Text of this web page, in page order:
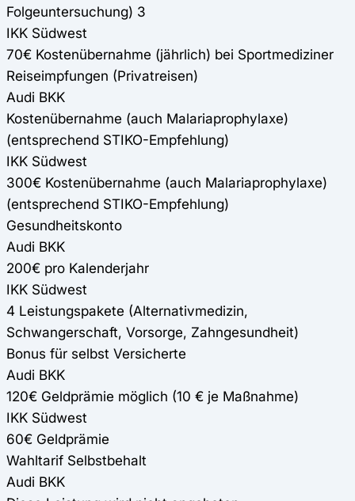
Folgeuntersuchung) 3
IKK Südwest
70€ Kostenübernahme (jährlich) bei Sportmediziner
Reiseimpfungen (Privatreisen)
Audi BKK
Kostenübernahme (auch Malariaprophylaxe)
(entsprechend STIKO-Empfehlung)
IKK Südwest
300€ Kostenübernahme (auch Malariaprophylaxe)
(entsprechend STIKO-Empfehlung)
Gesundheitskonto
Audi BKK
200€ pro Kalenderjahr
IKK Südwest
4 Leistungspakete (Alternativmedizin,
Schwangerschaft, Vorsorge, Zahngesundheit)
Bonus für selbst Versicherte
Audi BKK
120€ Geldprämie möglich (10 € je Maßnahme)
IKK Südwest
60€ Geldprämie
Wahltarif Selbstbehalt
Audi BKK